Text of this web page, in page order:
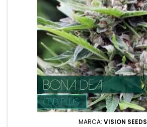
MARCA: VISION SEEDS